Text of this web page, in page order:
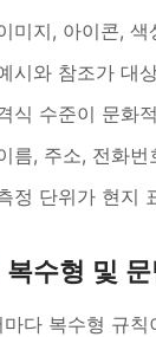
미지, 아이콘,
시와 참조가 대
식 수준이 문화
름, 주소, 전화
정 단위가 현지
복수형 및 문
마다 복수형 규